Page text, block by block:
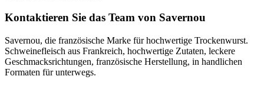
Kontaktieren Sie das Team von Savernou
Savernou, die französische Marke für hochwertige Trockenwurst.
Schweinefleisch aus Frankreich, hochwertige Zutaten, leckere
Geschmacksrichtungen, französische Herstellung, in handlichen
Formaten für unterwegs.